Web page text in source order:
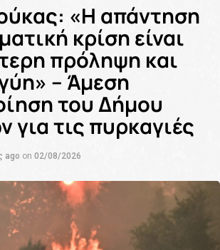
«Η απάντηση
κρίση είναι
πρόληψη και
– Άμεση
του Δήμου
για τις πυρκαγιές
ago on 02/08/2026